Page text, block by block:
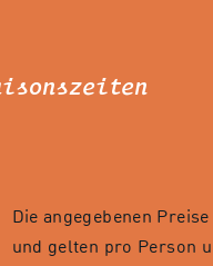
Die angegebenen
und gelten pro Person